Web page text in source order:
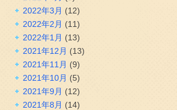
2022年3月 (12)
2022年2月 (11)
2022年1月 (13)
2021年12月 (13)
2021年11月 (9)
2021年10月 (5)
2021年9月 (12)
2021年8月 (14)